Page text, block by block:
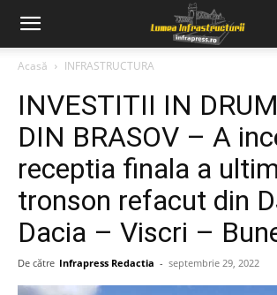
Acasă INFRASTRUCTURA
INVESTITII IN
DIN BRASOV – A
receptia finala a
tronson refacut din
Dacia – Viscri –
De către Infrapress Redactia - septembrie 29, 2022